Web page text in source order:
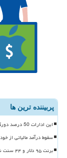
پربیننده ترین ها
این ادارات 50 درصد دورکاری شدند
سقوط درآمد مالیاتی از
برنت ۹۵ دلار و ۴۴ سنت شد